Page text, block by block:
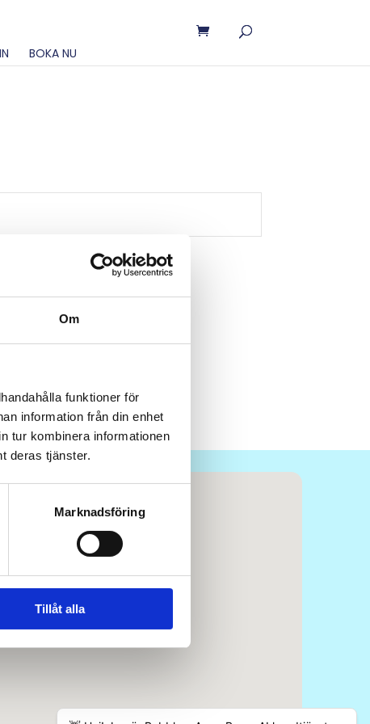
Om
funktioner för
information från din enhet
tur kombinera informationen
deras tjänster.
Marknadsföring
Tillåt alla
BOKA NU